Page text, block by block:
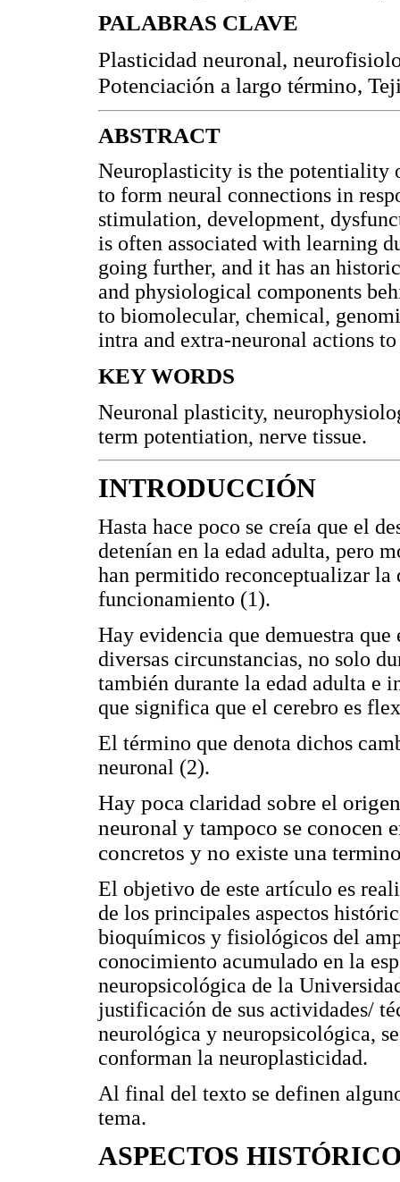
PALABRAS CLAVE
Plasticidad neuronal,
Potenciación a largo término,
ABSTRACT
Neuroplasticity is the potentiality
to form neural connections in
stimulation, development,
is often associated with learning
going further, and it has an
and physiological components
to biomolecular, chemical,
intra and extra-neuronal actions
KEY WORDS
Neuronal plasticity,
term potentiation, nerve tissue.
INTRODUCCIÓN
Hasta hace poco se creía que el
detenían en la edad adulta, pero
han permitido reconceptualizar la
funcionamiento (1).
Hay evidencia que demuestra
diversas circunstancias, no solo
también durante la edad adulta e
que significa que el cerebro es
El término que denota dichos
neuronal (2).
Hay poca claridad sobre el
neuronal y tampoco se conocen
concretos y no existe una
El objetivo de este artículo es
de los principales aspectos
bioquímicos y fisiológicos del
conocimiento acumulado en la
neuropsicológica de la
justificación de sus actividades/
neurológica y neuropsicológica,
conforman la neuroplasticidad.
Al final del texto se definen
tema.
ASPECTOS